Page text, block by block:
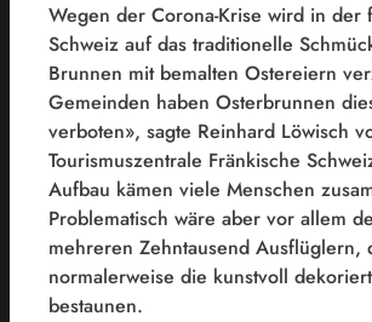
Wegen der Corona-Krise wird in der
Schweiz auf das traditionelle
Brunnen mit bemalten Ostereiern
Gemeinden haben Osterbrunnen
verboten», sagte Reinhard Löwisch
Tourismuszentrale Fränkische
Aufbau kämen viele Menschen
Problematisch wäre aber vor allem
mehreren Zehntausend Ausflüglern,
normalerweise die kunstvoll
bestaunen.